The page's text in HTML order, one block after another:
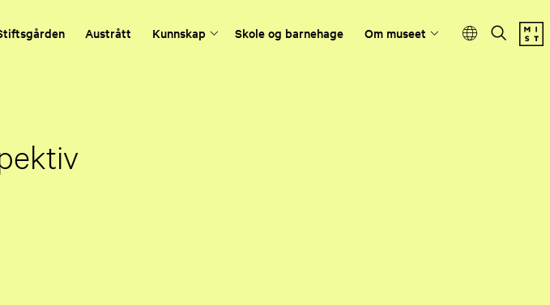
Austrått Kunnskap Skole og barnehage Om museet